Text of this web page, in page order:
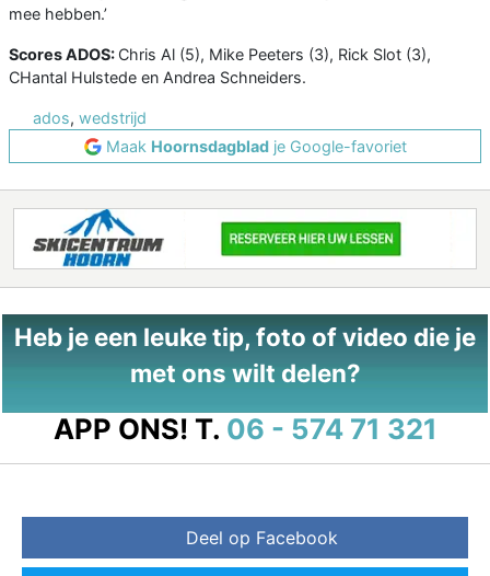
mee hebben.’
Scores ADOS:Chris Al (5), Mike Peeters (3), Rick Slot (3),
CHantal Hulstede en Andrea Schneiders.
ados, wedstrijd
Maak Hoornsdagbladje Google-favoriet
Heb je een leuke tip, foto of video die je
met ons wilt delen?
APP ONS! T. 06 - 574 71 321
Deel op Facebook